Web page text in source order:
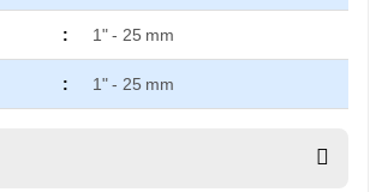
: 1" - 25 mm
: 1" - 25 mm